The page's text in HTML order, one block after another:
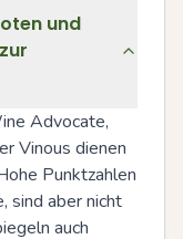
und
Advocate,
Vinous dienen
Punktzahlen
sind aber nicht
auch